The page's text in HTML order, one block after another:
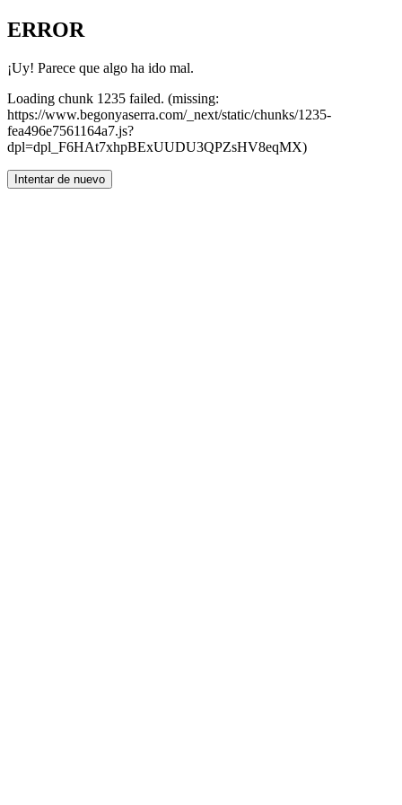
ERROR
¡Uy! Parece que algo ha ido mal.
Loading chunk 1235 failed. (missing:
https://www.begonyaserra.com/_next/static/chunks/1235-
fea496e7561164a7.js?
dpl=dpl_F6HAt7xhpBExUUDU3QPZsHV8eqMX)
Intentar de nuevo